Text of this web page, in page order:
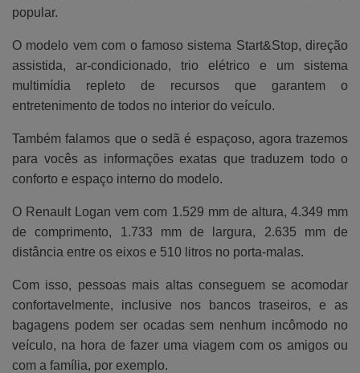
popular.
O modelo vem com o famoso sistema Start&Stop, direção
assistida, ar-condicionado, trio elétrico e um sistema
multimídia repleto de recursos que garantem o
entretenimento de todos no interior do veículo.
Também falamos que o sedã é espaçoso, agora trazemos
para vocês as informações exatas que traduzem todo o
conforto e espaço interno do modelo.
O Renault Logan vem com 1.529 mm de altura, 4.349 mm
de comprimento, 1.733 mm de largura, 2.635 mm de
distância entre os eixos e 510 litros no porta-malas.
Com isso, pessoas mais altas conseguem se acomodar
confortavelmente, inclusive nos bancos traseiros, e as
bagagens podem ser ocadas sem nenhum incômodo no
veículo, na hora de fazer uma viagem com os amigos ou
com a família, por exemplo.